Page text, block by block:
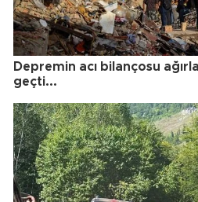
Depremin acı bilançosu
geçti...